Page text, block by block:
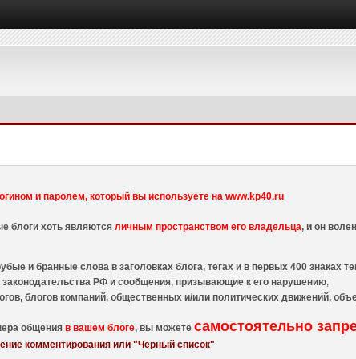
и паролем, который вы используете на www.kp40.ru
блоги хоть являютсяличным пространством его владельца, и он
и бранные слова в заголовках блога, тегах и в первых 400 знаках
РФ и сообщения, призывающие к его нарушению;
блогов компаний, общественных и/или политических движений,
общенияв вашем блоге, вы можетесамостоятельно
комментирования или "Черный список"